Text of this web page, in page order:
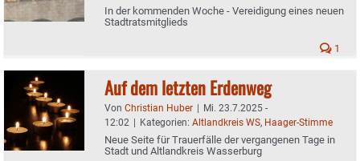
In der kommenden Woche - Vereidigung eines neuen
Stadtratsmitglieds
1
Auf dem letzten Erdenweg
Von Christian Huber | Mi. 23.7.2025 -
12:02 | Kategorien: Altlandkreis WS, Haager-Stimme
Neue Seite für Trauerfälle der vergangenen Tage in
Stadt und Altlandkreis Wasserburg